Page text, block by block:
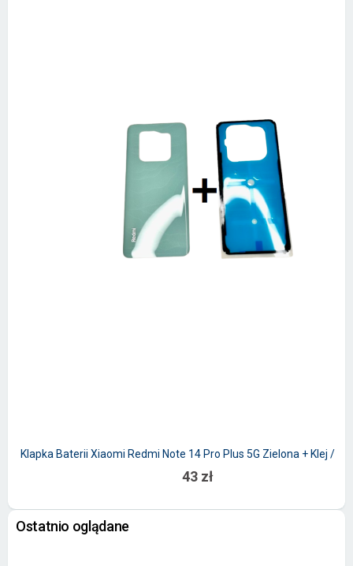
Klapka Baterii Xiaomi Redmi Note 14 Pro Plus 5G Zielona + Klej /
43 zł
Ostatnio oglądane